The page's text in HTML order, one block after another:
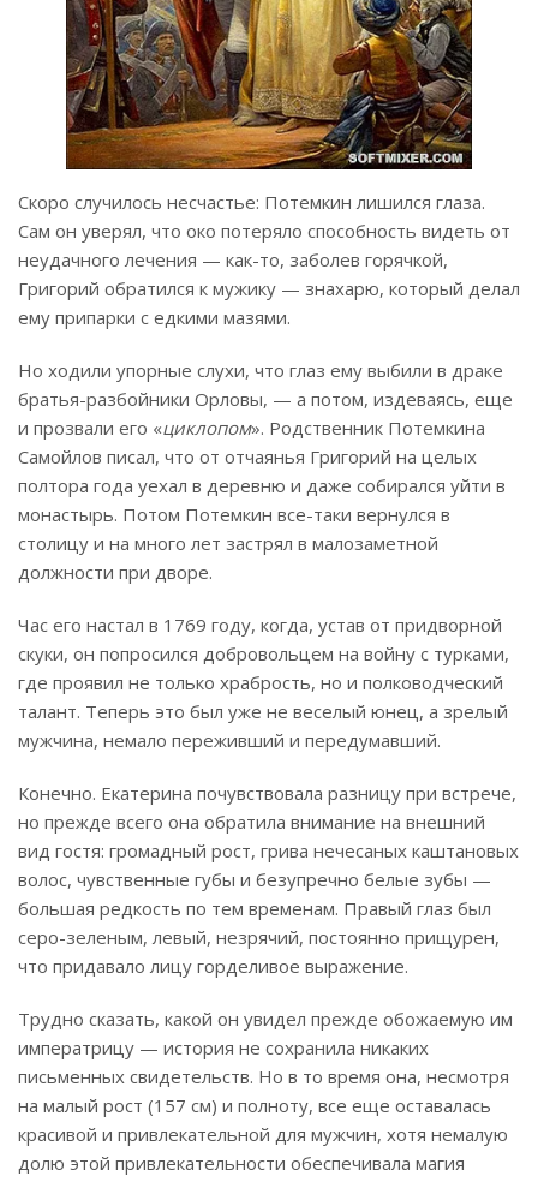
Скоро случилось несчастье: Потемкин лишился глаза.
Сам он уверял, что око потеряло способность видеть от
неудачного лечения — как-то, заболев горячкой,
Григорий обратился к мужику — знахарю, который делал
ему припарки с едкими мазями.
Но ходили упорные слухи, что глаз ему выбили в драке
братья-разбойники Орловы, — а потом, издеваясь, еще
и прозвали его «циклопом». Родственник Потемкина
Самойлов писал, что от отчаянья Григорий на целых
полтора года уехал в деревню и даже собирался уйти в
монастырь. Потом Потемкин все-таки вернулся в
столицу и на много лет застрял в малозаметной
должности при дворе.
Час его настал в 1769 году, когда, устав от придворной
скуки, он попросился добровольцем на войну с турками,
где проявил не только храбрость, но и полководческий
талант. Теперь это был уже не веселый юнец, а зрелый
мужчина, немало переживший и передумавший.
Конечно. Екатерина почувствовала разницу при встрече,
но прежде всего она обратила внимание на внешний
вид гостя: громадный рост, грива нечесаных каштановых
волос, чувственные губы и безупречно белые зубы —
большая редкость по тем временам. Правый глаз был
серо-зеленым, левый, незрячий, постоянно прищурен,
что придавало лицу горделивое выражение.
Трудно сказать, какой он увидел прежде обожаемую им
императрицу — история не сохранила никаких
письменных свидетельств. Но в то время она, несмотря
на малый рост (157 см) и полноту, все еще оставалась
красивой и привлекательной для мужчин, хотя немалую
долю этой привлекательности обеспечивала магия